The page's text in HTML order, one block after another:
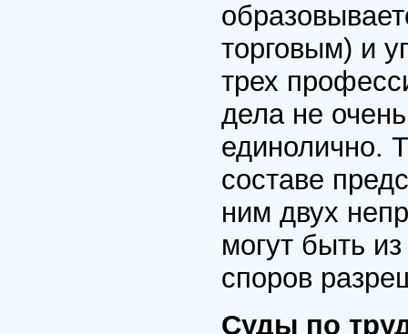
торговым) и
трех
дела не
единолично.
составе
ним двух
могут быть
споров
Суды по